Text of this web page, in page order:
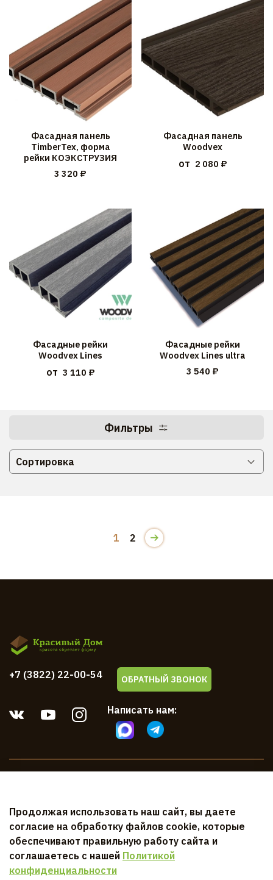
Фасадная панель
TimberTex, форма
рейки КОЭКСТРУЗИЯ
3 320 ₽
Фасадная панель
Woodvex
от 2 080 ₽
Фасадные рейки
Woodvex Lines
от 3 110 ₽
Фасадные рейки
Woodvex Lines ultra
3 540 ₽
Фильтры
1 2
Клиентам
Документы
Написать нам:
+7 (3822) 22-00-54 ОБРАТНЫЙ ЗВОНОК
Продолжая использовать наш сайт, вы даете
согласие на обработку файлов cookie, которые
обеспечивают правильную работу сайта и
соглашаетесь с нашей Политикой
конфиденциальности